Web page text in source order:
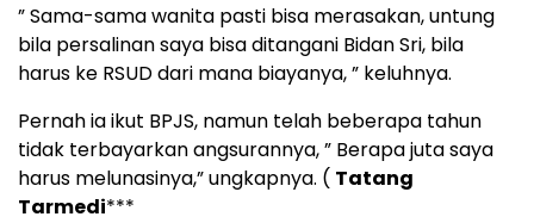
” Sama-sama wanita pasti bisa merasakan, untung
bila persalinan saya bisa ditangani Bidan Sri, bila
harus ke RSUD dari mana biayanya, ” keluhnya.
Pernah ia ikut BPJS, namun telah beberapa tahun
tidak terbayarkan angsurannya, ” Berapa juta saya
harus melunasinya,” ungkapnya. ( Tatang
Tarmedi***